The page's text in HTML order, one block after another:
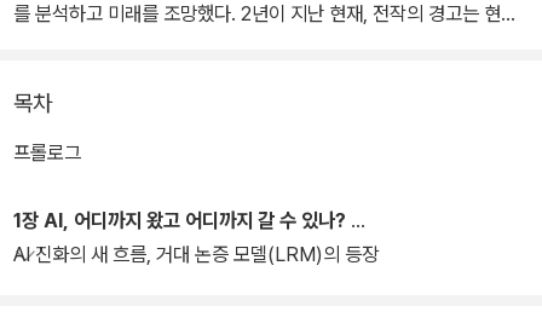
를 분석하고 미래를 조망했다. 2년이 지난 현재, 전작의 경고는 현실
냉정하게 진단하고, 반전을 위한 구체적 해법을 제시하는 긴급 보고
서다.
저자 하정우는 네이버 Future AI 센터장을 거쳐 현재 국민주권정부
초대 AI미래기획수석으로서 한국 AI 정책을 직접 설계하고 있는 당사
목차
프롤로그
1장 AI, 어디까지 왔고 어디까지 갈 수 있나?
AI 진화의 새 흐름, 거대 논증 모델(LRM)의 등장